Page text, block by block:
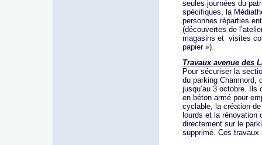
seules journées du
spécifiques, la
personnes réparties
(découvertes de
magasins et visites
papier »).
Travaux avenue des
Pour sécuriser la
du parking Chamnord,
jusqu’au 3 octobre.
en béton armé pour
cyclable, la création
lourds et la rénovation
directement sur le
supprimé. Ces travaux